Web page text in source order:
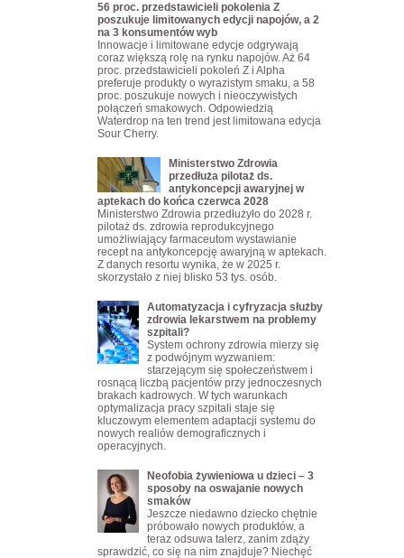
56 proc. przedstawicieli pokolenia Z
poszukuje limitowanych edycji napojów, a 2
na 3 konsumentów wyb
Innowacje i limitowane edycje odgrywają
coraz większą rolę na rynku napojów. Aż 64
proc. przedstawicieli pokoleń Z i Alpha
preferuje produkty o wyrazistym smaku, a 58
proc. poszukuje nowych i nieoczywistych
połączeń smakowych. Odpowiedzią
Waterdrop na ten trend jest limitowana edycja
Sour Cherry.
Ministerstwo Zdrowia
przedłuża pilotaż ds.
antykoncepcji awaryjnej w
aptekach do końca czerwca 2028
Ministerstwo Zdrowia przedłużyło do 2028 r.
pilotaż ds. zdrowia reprodukcyjnego
umożliwiający farmaceutom wystawianie
recept na antykoncepcję awaryjną w aptekach.
Z danych resortu wynika, że w 2025 r.
skorzystało z niej blisko 53 tys. osób.
Automatyzacja i cyfryzacja służby
zdrowia lekarstwem na problemy
szpitali?
System ochrony zdrowia mierzy się
z podwójnym wyzwaniem:
starzejącym się społeczeństwem i
rosnącą liczbą pacjentów przy jednoczesnych
brakach kadrowych. W tych warunkach
optymalizacja pracy szpitali staje się
kluczowym elementem adaptacji systemu do
nowych realiów demograficznych i
operacyjnych.
Neofobia żywieniowa u dzieci – 3
sposoby na oswajanie nowych
smaków
Jeszcze niedawno dziecko chętnie
próbowało nowych produktów, a
teraz odsuwa talerz, zanim zdąży
sprawdzić, co się na nim znajduje? Niechęć